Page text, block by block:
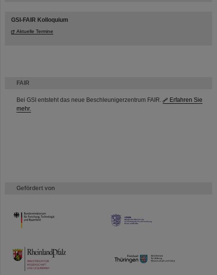
FAIR
Bei GSI entsteht das neue Beschleunigerzentrum FAIR.
Erfahren Sie
mehr.
Gefördert von
HMWK
TMWWDG
GSI-FAIR Kolloquium
Aktuelle Termine